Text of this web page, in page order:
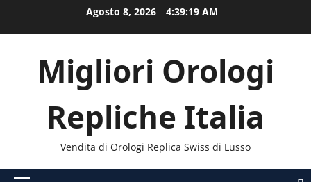
Agosto 8, 2026 4:39:20 AM
Migliori Orologi
Repliche Italia
Vendita di Orologi Replica Swiss di Lusso